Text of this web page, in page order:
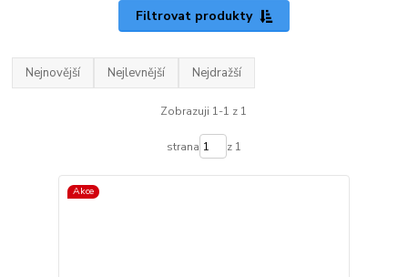
Filtrovat produkty
Nejnovější Nejlevnější Nejdražší
Zobrazuji 1-1 z 1
strana z 1
Akce